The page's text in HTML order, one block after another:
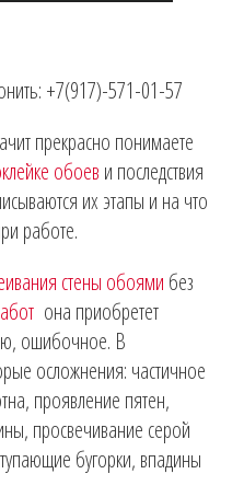
+7(917)-571-01-57
прекрасно понимаете
обоев и последствия
их этапы и на что
работе.
стены обоями без
она приобретет
ошибочное. В
осложнения: частичное
проявление пятен,
просвечивание серой
бугорки, впадины